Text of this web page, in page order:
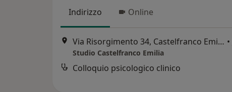
Indirizzo Online
Via Risorgimento 34, Castelfranco Emilia •
Studio Castelfranco Emilia
Colloquio psicologico clinico